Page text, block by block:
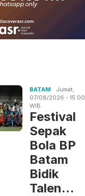
BATAM
Jumat,
07/08/2026 - 15:00
WIB
Festival
Sepak
Bola BP
Batam
Bidik
Talen…